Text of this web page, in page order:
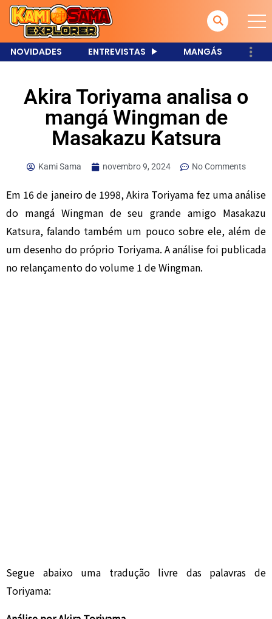
NOVIDADES ENTREVISTAS MANGÁS
Akira Toriyama analisa o
mangá Wingman de
Masakazu Katsura
Kami Sama novembro 9, 2024 No Comments
Em 16 de janeiro de 1998, Akira Toriyama fez uma análise
do mangá Wingman de seu grande amigo Masakazu
Katsura, falando também um pouco sobre ele, além de
um desenho do próprio Toriyama. A análise foi publicada
no relançamento do volume 1 de Wingman.
Segue abaixo uma tradução livre das palavras de
Toriyama: